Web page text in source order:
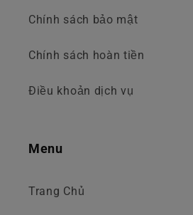
Chính sách bảo mật
Chính sách hoàn tiền
Điều khoản dịch vụ
Menu
Trang Chủ